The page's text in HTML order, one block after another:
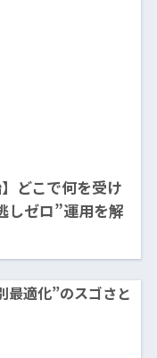
どこで何を受け
しゼロ”運用を解